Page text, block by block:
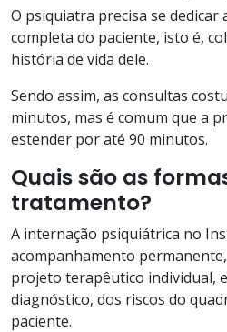
O psiquiatra precisa se dedicar
completa do paciente, isto é,
história de vida dele.
Sendo assim, as consultas
minutos, mas é comum que a
estender por até 90 minutos.
Quais são as
tratamento?
A internação psiquiátrica no
acompanhamento
projeto terapêutico individual,
diagnóstico, dos riscos do
paciente.